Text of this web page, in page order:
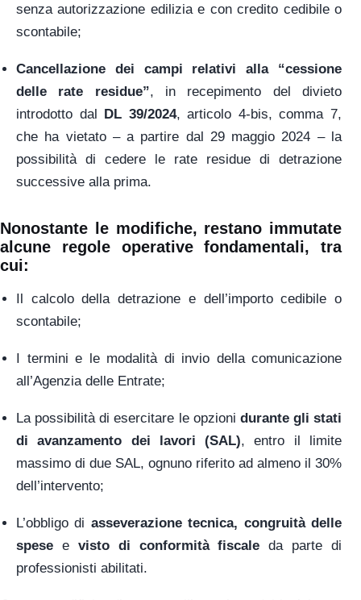
senza autorizzazione edilizia e con credito cedibile o
scontabile;
Cancellazione dei campi relativi alla “cessione
delle rate residue”, in recepimento del divieto
introdotto dal DL 39/2024, articolo 4-bis, comma 7,
che ha vietato – a partire dal 29 maggio 2024 – la
possibilità di cedere le rate residue di detrazione
successive alla prima.
Nonostante le modifiche, restano immutate
alcune regole operative fondamentali, tra
cui:
Il calcolo della detrazione e dell’importo cedibile o
scontabile;
I termini e le modalità di invio della comunicazione
all’Agenzia delle Entrate;
La possibilità di esercitare le opzioni durante gli stati
di avanzamento dei lavori (SAL), entro il limite
massimo di due SAL, ognuno riferito ad almeno il 30%
dell’intervento;
L’obbligo di asseverazione tecnica, congruità delle
spese e visto di conformità fiscale da parte di
professionisti abilitati.